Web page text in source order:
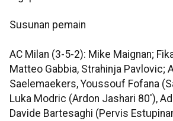
Susunan pemain
AC Milan (3-5-2): Mike Maignan;
Matteo Gabbia, Strahinja Pavlovic;
Saelemaekers, Youssouf Fofana
Luka Modric (Ardon Jashari 80'),
Davide Bartesaghi (Pervis